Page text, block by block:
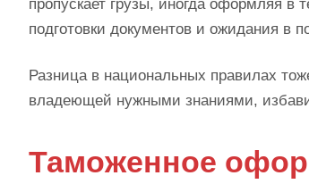
пропускает грузы, иногда оформляя в
подготовки документов и ожидания в
Разница в национальных правилах
владеющей нужными знаниями,
Таможенное